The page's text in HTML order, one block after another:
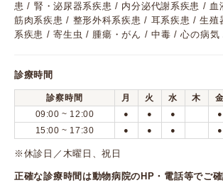
患 / 腎・泌尿器系疾患 / 内分泌代謝系疾患 / 血
筋肉系疾患 / 整形外科系疾患 / 耳系疾患 / 生殖
系疾患 / 寄生虫 / 腫瘍・がん / 中毒 / 心の病気
診療時間
診察時間 月 火 水 木 金
09:00 ~ 12:00
● ● ● ●
15:00 ~ 17:30 ● ● ● ●
※休診日／木曜日、祝日
正確な診療時間は動物病院のHP・電話等でご確